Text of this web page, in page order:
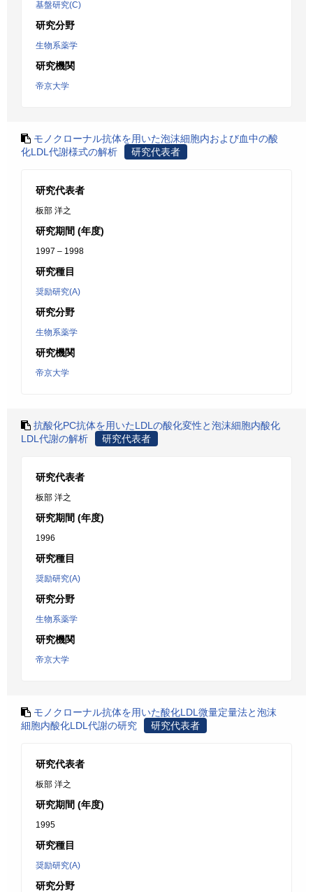
基盤研究(C)
研究分野
生物系薬学
研究機関
帝京大学
モノクローナル抗体を用いた泡沫細胞内および血中の酸
化LDL代謝様式の解析
研究代表者
研究代表者
板部 洋之
研究期間 (年度)
1997 – 1998
研究種目
奨励研究(A)
研究分野
生物系薬学
研究機関
帝京大学
抗酸化PC抗体を用いたLDLの酸化変性と泡沫細胞内酸化
LDL代謝の解析
研究代表者
研究代表者
板部 洋之
研究期間 (年度)
1996
研究種目
奨励研究(A)
研究分野
生物系薬学
研究機関
帝京大学
モノクローナル抗体を用いた酸化LDL微量定量法と泡沫
細胞内酸化LDL代謝の研究
研究代表者
研究代表者
板部 洋之
研究期間 (年度)
1995
研究種目
奨励研究(A)
研究分野